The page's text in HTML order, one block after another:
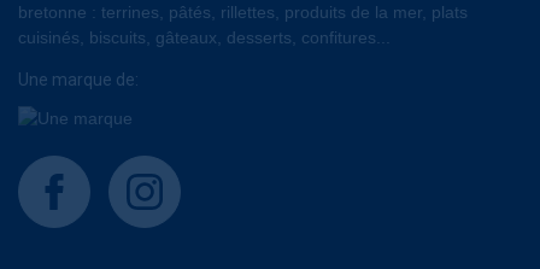
bretonne : terrines, pâtés, rillettes, produits de la mer, plats
cuisinés, biscuits, gâteaux, desserts, confitures...
Une marque de:
facebook instagram